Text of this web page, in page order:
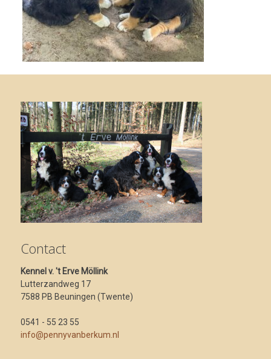
Contact
Kennel v. 't Erve Möllink
Lutterzandweg 17
7588 PB Beuningen (Twente)
0541 - 55 23 55
info@pennyvanberkum.nl